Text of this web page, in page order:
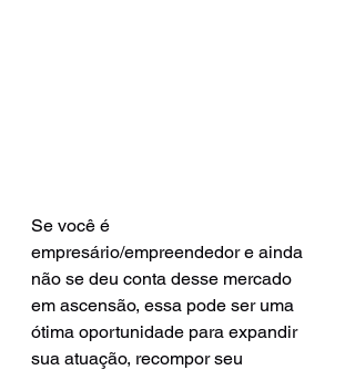
Se você é
empresário/empreendedor e ainda
não se deu conta desse mercado
em ascensão, essa pode ser uma
ótima oportunidade para expandir
sua atuação, recompor seu